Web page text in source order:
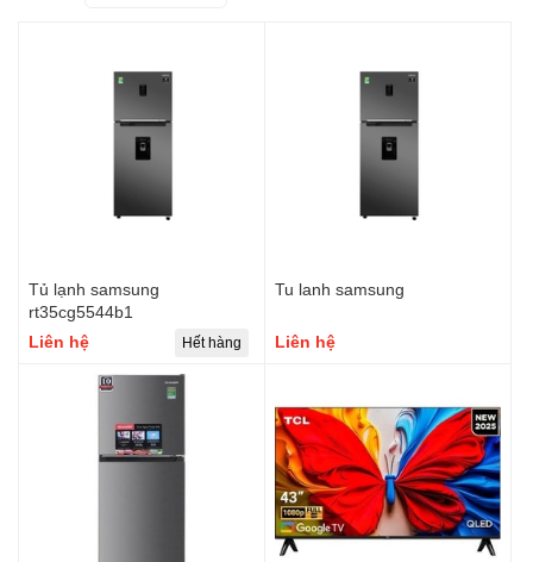
Tủ lạnh samsung
rt35cg5544b1
Liên hệ
Hết hàng
Tu lanh samsung
Liên hệ